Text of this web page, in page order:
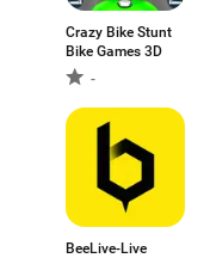
Crazy Bike Stunt
Bike Games 3D
-
BeeLive-Live